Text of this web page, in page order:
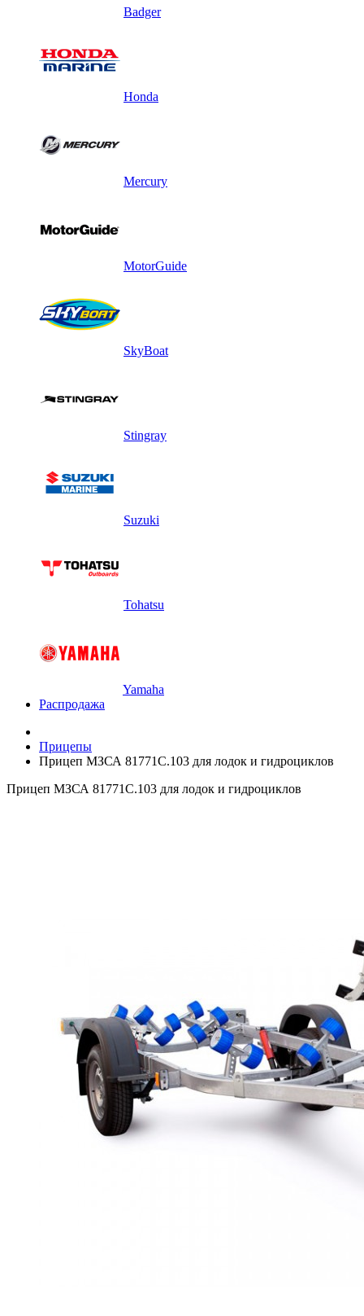
Badger
Honda
Mercury
MotorGuide
SkyBoat
Stingray
Suzuki
Tohatsu
Yamaha
Распродажа
Прицепы
Прицеп МЗСА 81771C.103 для лодок и гидроциклов
Прицеп МЗСА 81771С.103 для лодок и гидроциклов